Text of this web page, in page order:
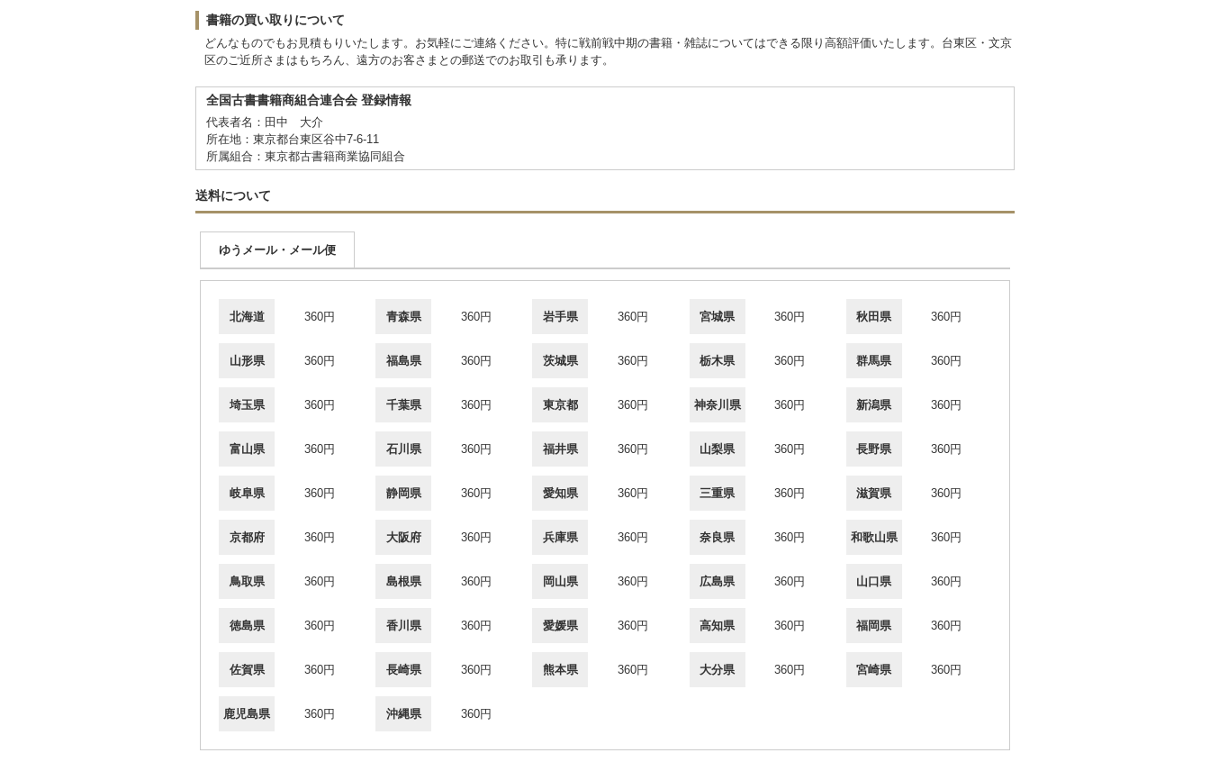
書籍の買い取りについて
どんなものでもお見積もりいたします。お気軽にご連絡ください。特に戦前戦中期の書籍・雑誌についてはできる限り高額評価いたします。台東区・文京
区のご近所さまはもちろん、遠方のお客さまとの郵送でのお取引も承ります。
全国古書書籍商組合連合会 登録情報
代表者名：田中 大介
所在地：東京都台東区谷中7-6-11
所属組合：東京都古書籍商業協同組合
送料について
ゆうメール・メール便
北海道 360円 青森県 360円 岩手県 360円 宮城県 360円 秋田県 360円
山形県 360円 福島県 360円 茨城県 360円 栃木県 360円 群馬県 360円
埼玉県 360円 千葉県 360円 東京都 360円 神奈川県 360円 新潟県 360円
富山県 360円 石川県 360円 福井県 360円 山梨県 360円 長野県 360円
岐阜県 360円 静岡県 360円 愛知県 360円 三重県 360円 滋賀県 360円
京都府 360円 大阪府 360円 兵庫県 360円 奈良県 360円 和歌山県 360円
鳥取県 360円 島根県 360円 岡山県 360円 広島県 360円 山口県 360円
徳島県 360円 香川県 360円 愛媛県 360円 高知県 360円 福岡県 360円
佐賀県 360円 長崎県 360円 熊本県 360円 大分県 360円 宮崎県 360円
鹿児島県 360円 沖縄県 360円